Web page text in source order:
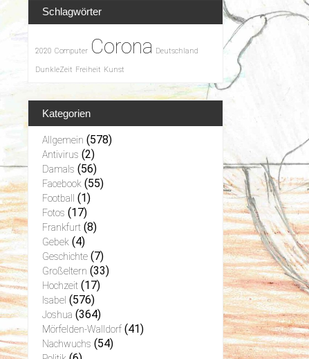
Schlagwörter
2020 Computer Corona Deutschland
DunkleZeit Freiheit Kunst
Kategorien
Allgemein (578)
Antivirus (2)
Damals (56)
Facebook (55)
Football (1)
Fotos (17)
Frankfurt (8)
Gebek (4)
Geschichte (7)
Großeltern (33)
Hochzeit (17)
Isabel (576)
Joshua (364)
Mörfelden-Walldorf (41)
Nachwuchs (54)